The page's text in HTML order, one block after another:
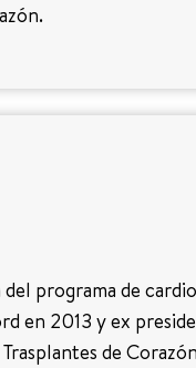
programa de
en 2013 y ex
de